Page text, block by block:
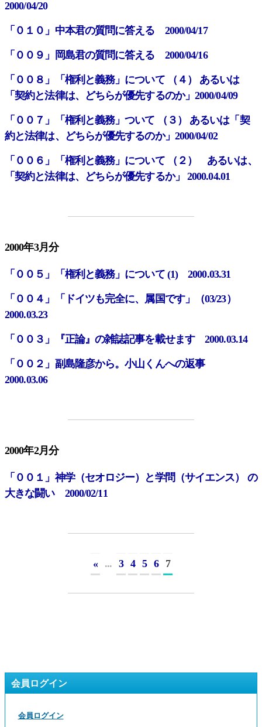
2000/04/20
「０１０」中本君の質問に答える 2000/04/17
「００９」岡島君の質問に答える 2000/04/16
「００８」「権利と義務」について （４） あるいは
「契約と法律は、どちらが優先するのか」2000/04/09
「００７」「権利と義務」ついて （３） あるいは「契
約と法律は、どちらが優先するのか」2000/04/02
「００６」「権利と義務」について （２） あるいは、
「契約と法律は、どちらが優先するか」 2000.04.01
2000年3月分
「００５」「権利と義務」について (1) 2000.03.31
「００４」「ドイツも完全に、属国です」（03/23）
2000.03.23
「００３」『正論』の雑誌記事を載せます 2000.03.14
「００２」副島隆彦から。小山くんへの返事
2000.03.06
2000年2月分
「００１」神学（セオロジー）と学問（サイエンス） の
大きな闘い 2000/02/11
« ... 3 4 5 6 7
会員ログイン
会員ログイン